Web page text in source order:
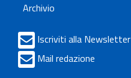
Archivio
Iscriviti alla Newsletter
Mail redazione